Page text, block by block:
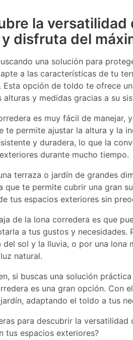
la
disfruta del
una solución para
a las características de tu
Esta opción de toldo te ofrece
alturas y medidas gracias a su
es muy fácil de manejar,
te permite ajustar la altura y la
y duradera, lo que la
durante mucho tiempo.
terraza o jardín de grandes
que te permite cubrir una gran
tus espacios exteriores sin
de la lona corredera es que
a tus gustos y
del sol y la lluvia, o por una
natural.
si buscas una solución
es una gran opción. Con
adaptando el toldo a tus
para descubrir la
tus espacios exteriores?